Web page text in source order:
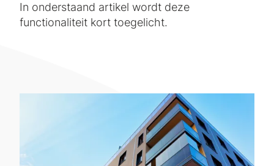
In onderstaand artikel wordt deze
functionaliteit kort toegelicht.